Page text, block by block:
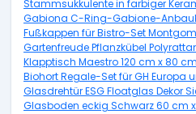
Stammsukkulente in farbiger
Gabiona C-Ring-Gabione-
Fußkappen für Bistro-Set
Gartenfreude Pflanzkübel
Klapptisch Maestro 120 cm x 80
Biohort Regale-Set für GH Europa
Glasdrehtür ESG Floatglas Dekor
Glasboden eckig Schwarz 60 cm x